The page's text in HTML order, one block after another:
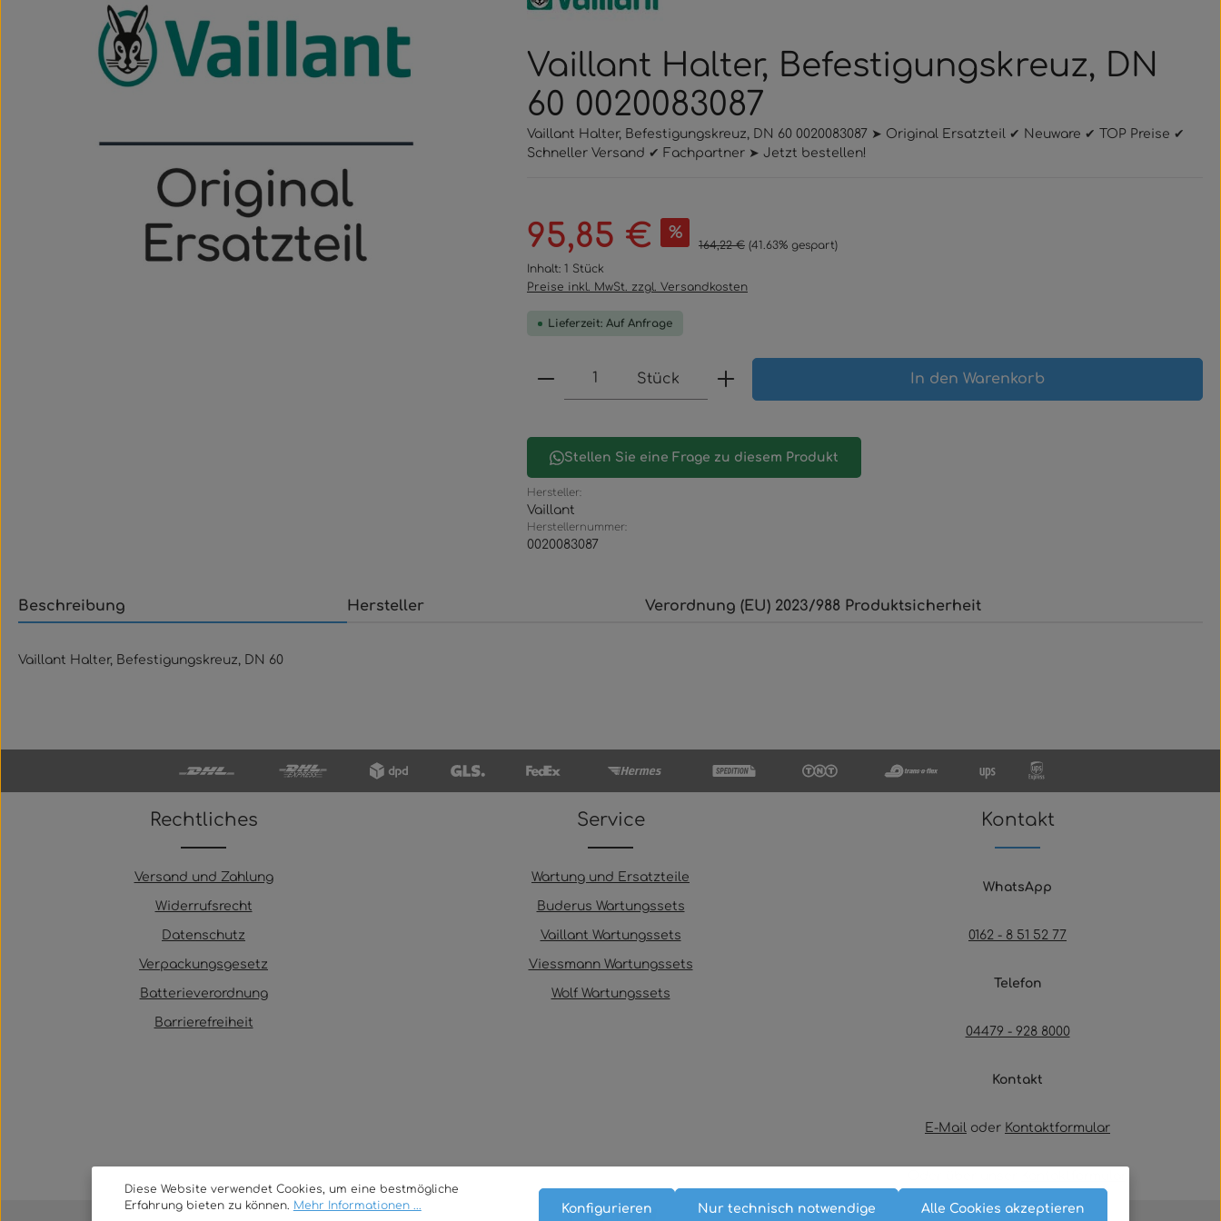
Vaillant Halter, Befestigungskreuz, DN
60 0020083087
Vaillant Halter, Befestigungskreuz, DN 60 0020083087 ➤ Original Ersatzteil ✔ Neuware ✔ TOP Preise ✔
Schneller Versand ✔ Fachpartner ➤ Jetzt bestellen!
Verkaufspreis:
95,85 € %
Regulärer Preis:
164,22 € (41.63% gespart)
Inhalt: 1 Stück
Preise inkl. MwSt. zzgl. Versandkosten
Lieferzeit: Auf Anfrage
Produkt Anzahl: Gib den gewünschten Wert ein oder
Stück In den Warenkorb
Stellen Sie eine Frage zu diesem Produkt
Hersteller:
Vaillant
Herstellernummer:
0020083087
Beschreibung Hersteller Verordnung (EU) 2023/988 Produktsicherheit
Vaillant Halter, Befestigungskreuz, DN 60
Rechtliches
Versand und Zahlung
Widerrufsrecht
Datenschutz
Verpackungsgesetz
Batterieverordnung
Barrierefreiheit
Service
Wartung und Ersatzteile
Buderus Wartungssets
Vaillant Wartungssets
Viessmann Wartungssets
Wolf Wartungssets
Kontakt
WhatsApp
0162 - 8 51 52 77
Telefon
04479 - 928 8000
Kontakt
E-Mail oder Kontaktformular
Diese Website verwendet Cookies, um eine bestmögliche
Erfahrung bieten zu können. Mehr Informationen ... Nur technisch notwendige
Konfigurieren Alle Cookies akzeptieren